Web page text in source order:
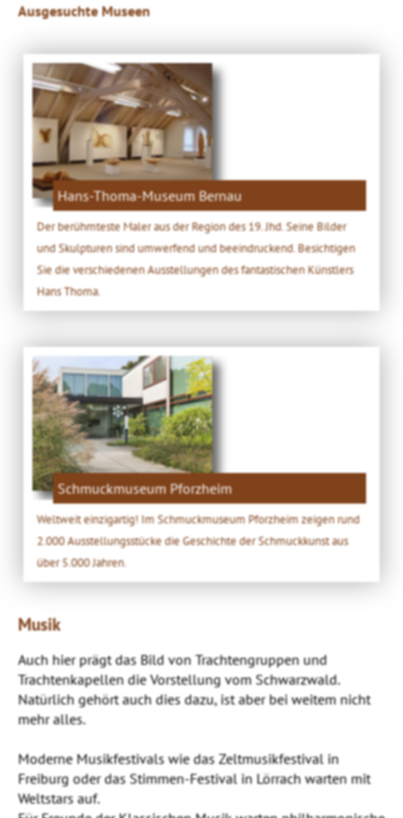
Ausgesuchte Museen
Hans-Thoma-Museum Bernau
Der berühmteste Maler aus der Region des 19. Jhd. Seine Bilder
und Skulpturen sind umwerfend und beeindruckend. Besichtigen
Sie die verschiedenen Ausstellungen des fantastischen Künstlers
Hans Thoma.
Schmuckmuseum Pforzheim
Weltweit einzigartig! Im Schmuckmuseum Pforzheim zeigen rund
2.000 Ausstellungsstücke die Geschichte der Schmuckkunst aus
über 5.000 Jahren.
Musik
Auch hier prägt das Bild von Trachtengruppen und
Trachtenkapellen die Vorstellung vom Schwarzwald.
Natürlich gehört auch dies dazu, ist aber bei weitem nicht
mehr alles.
Moderne Musikfestivals wie das Zeltmusikfestival in
Freiburg oder das Stimmen-Festival in Lörrach warten mit
Weltstars auf.